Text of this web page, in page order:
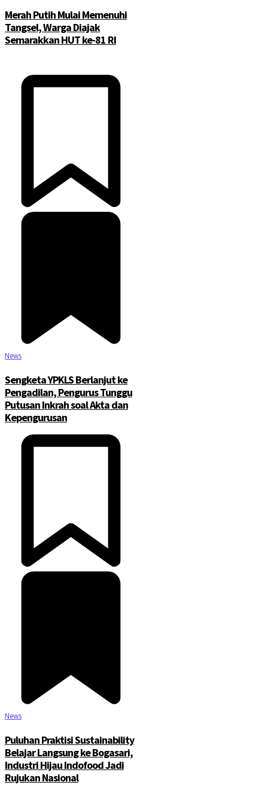
Merah Putih Mulai Memenuhi
Tangsel, Warga Diajak
Semarakkan HUT ke-81 RI
News
Sengketa YPKLS Berlanjut ke
Pengadilan, Pengurus Tunggu
Putusan Inkrah soal Akta dan
Kepengurusan
News
Puluhan Praktisi Sustainability
Belajar Langsung ke Bogasari,
Industri Hijau Indofood Jadi
Rujukan Nasional